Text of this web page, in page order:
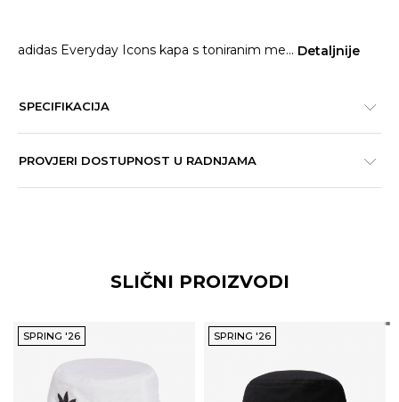
adidas Everyday Icons kapa s toniranim me... Detaljnije
SPECIFIKACIJA
PROVJERI DOSTUPNOST U RADNJAMA
SLIČNI PROIZVODI
SPRING '26 SPRING '26